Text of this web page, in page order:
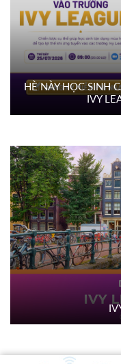
HÈ NÀY HỌC SINH
IVY